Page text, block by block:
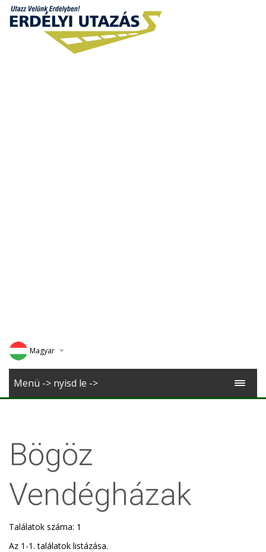
Magyar
Deutsch
Menü -> nyisd le ->
Bögöz
Vendégházak
Találatok száma: 1
Az 1-1. találatok listázása.